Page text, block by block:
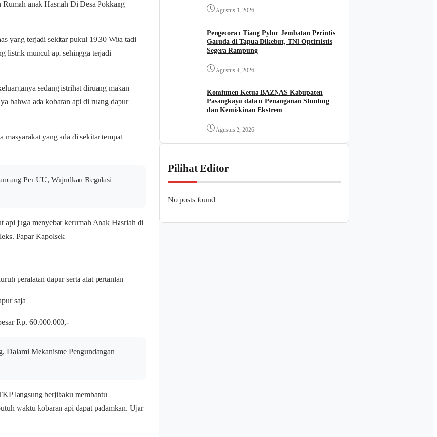
anak Hasriah Di Desa Pokkang
yang terjadi sekitar pukul 19.30 Wita tadi
listrik muncul api sehingga terjadi
sedang istrihat diruang makan
bahwa ada kobaran api di ruang dapur
masyarakat yang ada di sekitar tempat
Per UU, Wujudkan Regulasi
api juga menyebar kerumah Anak Hasriah di
Papar Kapolsek
peralatan dapur serta alat pertanian
saja
Rp. 60.000.000,-
Dalami Mekanisme Pengundangan
langsung berjibaku membantu
waktu kobaran api dapat padamkan. Ujar
Agustus 3, 2026
Pengecoran Tiang Pylon Jembatan Perintis
Garuda di Tapua Dikebut, TNI Optimistis
Segera Rampung
Agustus 4, 2026
Komitmen Ketua BAZNAS Kabupaten
Pasangkayu dalam Penanganan Stunting
dan Kemiskinan Ekstrem
Agustus 2, 2026
Pilihat Editor
No posts found